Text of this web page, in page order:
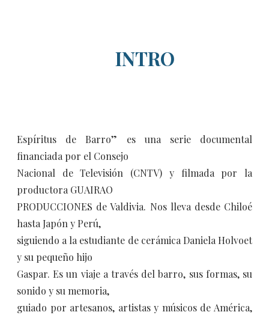
INTRO
Espíritus de Barro” es una serie documental
financiada por el Consejo
Nacional de Televisión (CNTV) y filmada por la
productora GUAIRAO
PRODUCCIONES de Valdivia. Nos lleva desde Chiloé
hasta Japón y Perú,
siguiendo a la estudiante de cerámica Daniela Holvoet
y su pequeño hijo
Gaspar. Es un viaje a través del barro, sus formas, su
sonido y su memoria,
guiado por artesanos, artistas y músicos de América,